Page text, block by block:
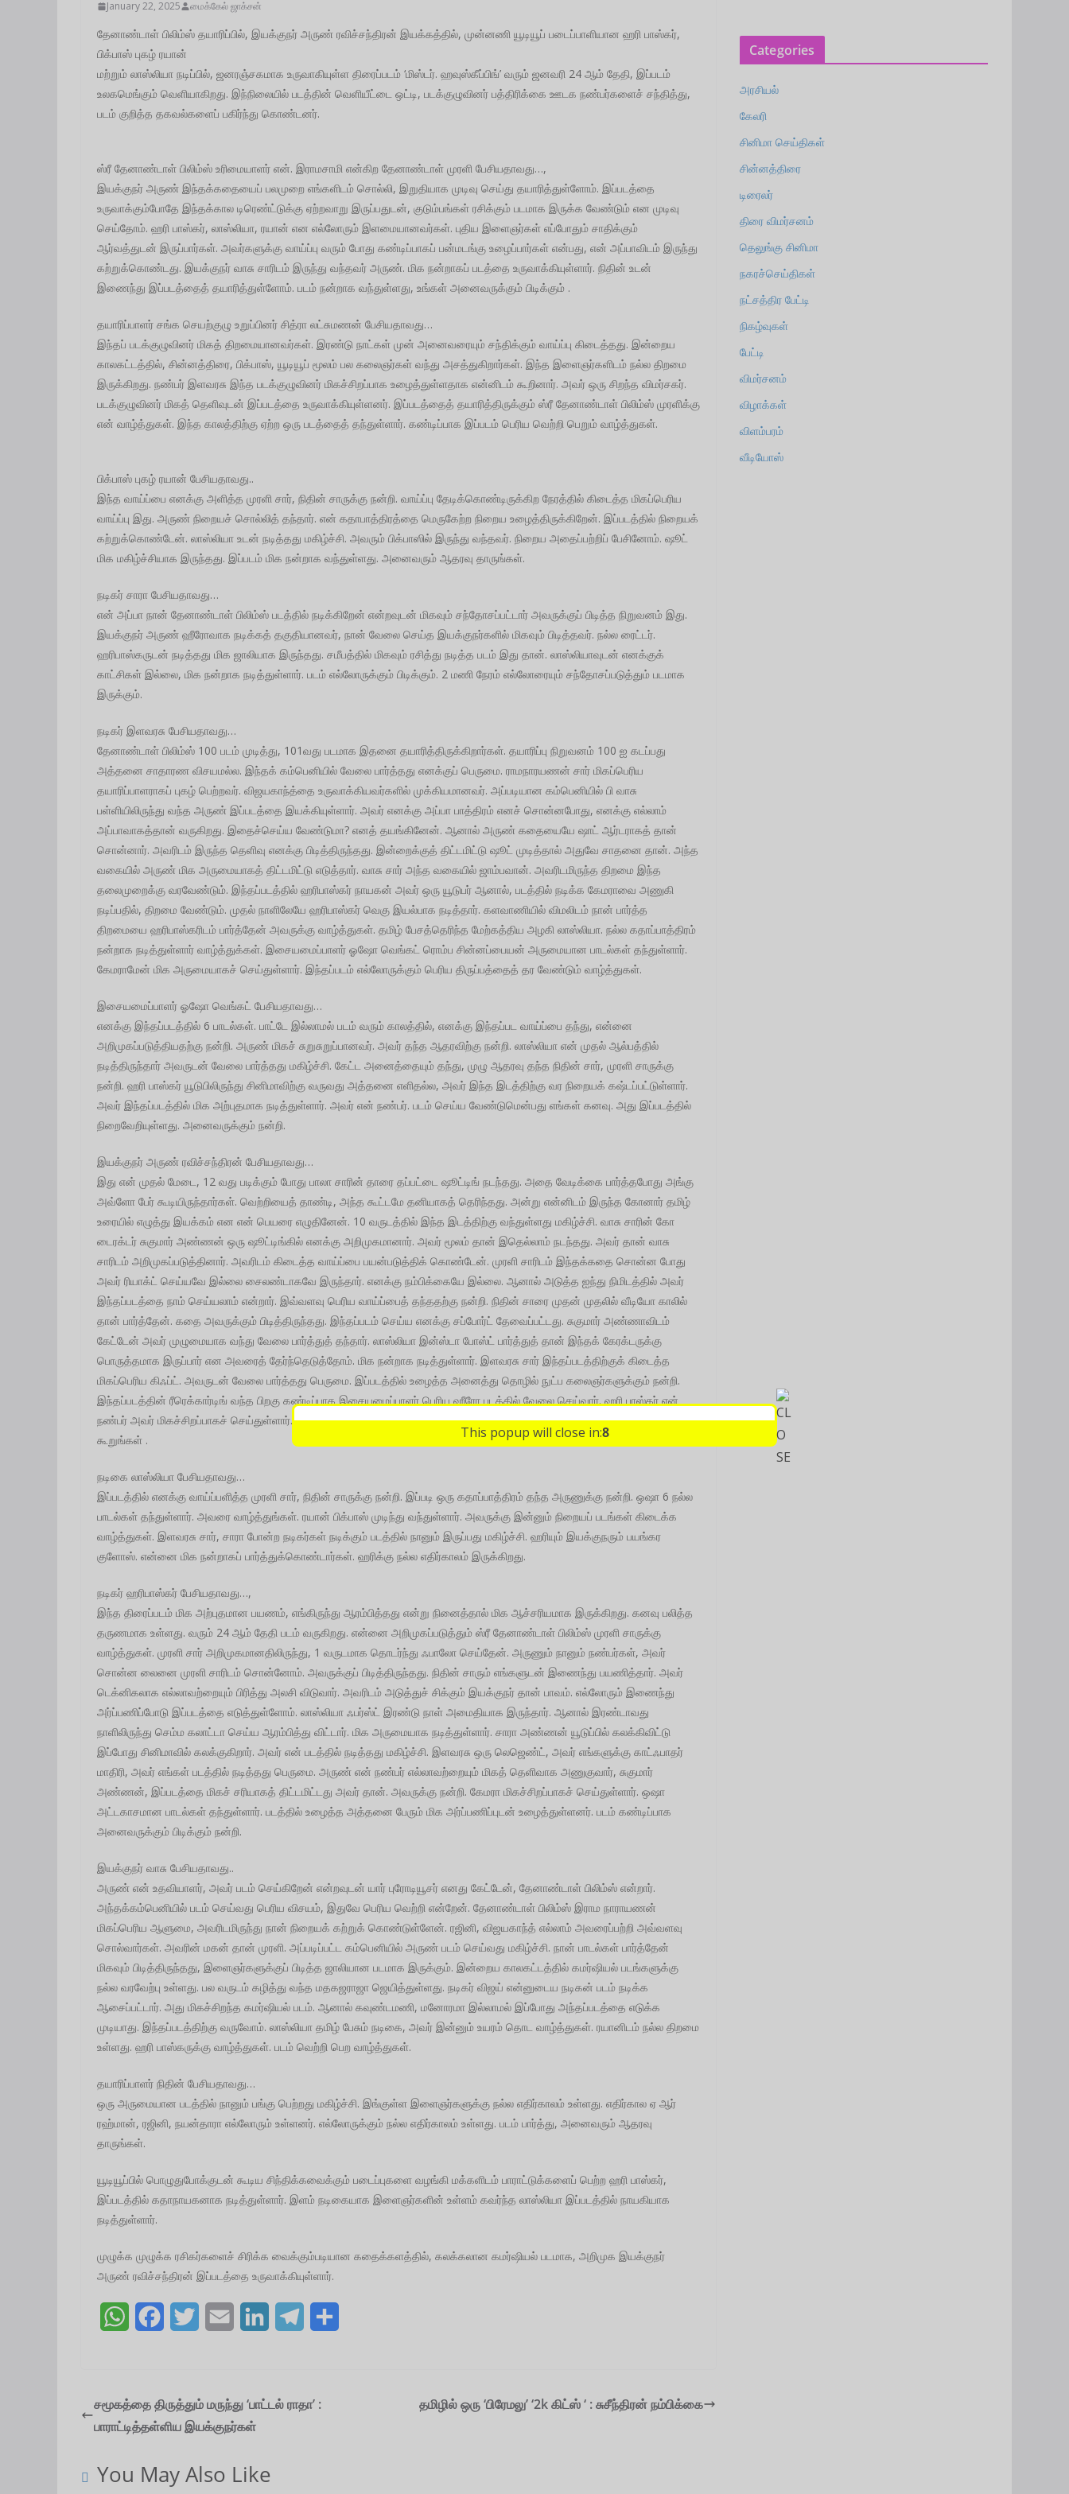
January 22, 2025 மைக்கேல் ஜாக்சன்
தேனாண்டாள் பிலிம்ஸ் தயாரிப்பில், இயக்குநர் அருண் ரவிச்சந்திரன் இயக்கத்தில், முன்னணி யூடியூப் படைப்பாளியான ஹரி பாஸ்கர்,
பிக்பாஸ் புகழ் ரயான்
மற்றும் லாஸ்லியா நடிப்பில், ஜனரஞ்சகமாக உருவாகியுள்ள திரைப்படம் ‘மிஸ்டர். ஹவுஸ்கீப்பிங்’ வரும் ஜனவரி 24 ஆம் தேதி, இப்படம்
உலகமெங்கும் வெளியாகிறது. இந்நிலையில் படத்தின் வெளியீட்டை ஒட்டி, படக்குழுவினர் பத்திரிக்கை ஊடக நண்பர்களைச் சந்தித்து,
படம் குறித்த தகவல்களைப் பகிர்ந்து கொண்டனர்.
ஸ்ரீ தேனாண்டாள் பிலிம்ஸ் உரிமையாளர் என். இராமசாமி என்கிற தேனாண்டாள் முரளி பேசியதாவது…,
இயக்குநர் அருண் இந்தக்கதையைப் பலமுறை எங்களிடம் சொல்லி, இறுதியாக முடிவு செய்து தயாரித்துள்ளோம். இப்படத்தை
உருவாக்கும்போதே இந்தக்கால டிரெண்ட்டுக்கு ஏற்றவாறு இருப்பதுடன், குடும்பங்கள் ரசிக்கும் படமாக இருக்க வேண்டும் என முடிவு
செய்தோம். ஹரி பாஸ்கர், லாஸ்லியா, ரயான் என எல்லோரும் இளமையானவர்கள். புதிய இளைஞர்கள் எப்போதும் சாதிக்கும்
ஆர்வத்துடன் இருப்பார்கள். அவர்களுக்கு வாய்ப்பு வரும் போது கண்டிப்பாகப் பன்மடங்கு உழைப்பார்கள் என்பது, என் அப்பாவிடம் இருந்து
கற்றுக்கொண்டது. இயக்குநர் வாசு சாரிடம் இருந்து வந்தவர் அருண். மிக நன்றாகப் படத்தை உருவாக்கியுள்ளார். நிதின் உடன்
இணைந்து இப்படத்தைத் தயாரித்துள்ளோம். படம் நன்றாக வந்துள்ளது, உங்கள் அனைவருக்கும் பிடிக்கும் .
தயாரிப்பாளர் சங்க செயற்குழு உறுப்பினர் சித்ரா லட்சுமணன் பேசியதாவது…
இந்தப் படக்குழுவினர் மிகத் திறமையானவர்கள். இரண்டு நாட்கள் முன் அனைவரையும் சந்திக்கும் வாய்ப்பு கிடைத்தது. இன்றைய
காலகட்டத்தில், சின்னத்திரை, பிக்பாஸ், யூடியூப் மூலம் பல கலைஞர்கள் வந்து அசத்துகிறார்கள். இந்த இளைஞர்களிடம் நல்ல திறமை
இருக்கிறது. நண்பர் இளவரசு இந்த படக்குழுவினர் மிகச்சிறப்பாக உழைத்துள்ளதாக என்னிடம் கூறினார். அவர் ஒரு சிறந்த விமர்சகர்.
படக்குழுவினர் மிகத் தெளிவுடன் இப்படத்தை உருவாக்கியுள்ளனர். இப்படத்தைத் தயாரித்திருக்கும் ஸ்ரீ தேனாண்டாள் பிலிம்ஸ் முரளிக்கு
என் வாழ்த்துகள். இந்த காலத்திற்கு ஏற்ற ஒரு படத்தைத் தந்துள்ளார். கண்டிப்பாக இப்படம் பெரிய வெற்றி பெறும் வாழ்த்துகள்.
பிக்பாஸ் புகழ் ரயான் பேசியதாவது..
இந்த வாய்ப்பை எனக்கு அளித்த முரளி சார், நிதின் சாருக்கு நன்றி. வாய்ப்பு தேடிக்கொண்டிருக்கிற நேரத்தில் கிடைத்த மிகப்பெரிய
வாய்ப்பு இது. அருண் நிறையச் சொல்லித் தந்தார். என் கதாபாத்திரத்தை மெருகேற்ற நிறைய உழைத்திருக்கிறேன். இப்படத்தில் நிறையக்
கற்றுக்கொண்டேன். லாஸ்லியா உடன் நடித்தது மகிழ்ச்சி. அவரும் பிக்பாஸில் இருந்து வந்தவர். நிறைய அதைப்பற்றிப் பேசினோம். ஷூட்
மிக மகிழ்ச்சியாக இருந்தது. இப்படம் மிக நன்றாக வந்துள்ளது. அனைவரும் ஆதரவு தாருங்கள்.
நடிகர் சாரா பேசியதாவது…
என் அப்பா நான் தேனாண்டாள் பிலிம்ஸ் படத்தில் நடிக்கிறேன் என்றவுடன் மிகவும் சந்தோசப்பட்டார் அவருக்குப் பிடித்த நிறுவனம் இது.
இயக்குநர் அருண் ஹீரோவாக நடிக்கத் தகுதியானவர், நான் வேலை செய்த இயக்குநர்களில் மிகவும் பிடித்தவர். நல்ல ரைட்டர்.
ஹரிபாஸ்கருடன் நடித்தது மிக ஜாலியாக இருந்தது. சமீபத்தில் மிகவும் ரசித்து நடித்த படம் இது தான். லாஸ்லியாவுடன் எனக்குக்
காட்சிகள் இல்லை, மிக நன்றாக நடித்துள்ளார். படம் எல்லோருக்கும் பிடிக்கும். 2 மணி நேரம் எல்லோரையும் சந்தோசப்படுத்தும் படமாக
இருக்கும்.
நடிகர் இளவரசு பேசியதாவது…
தேனாண்டாள் பிலிம்ஸ் 100 படம் முடித்து, 101வது படமாக இதனை தயாரித்திருக்கிறார்கள். தயாரிப்பு நிறுவனம் 100 ஐ கடப்பது
அத்தனை சாதாரண விசயமல்ல. இந்தக் கம்பெனியில் வேலை பார்த்தது எனக்குப் பெருமை. ராமநாரயணன் சார் மிகப்பெரிய
தயாரிப்பாளராகப் புகழ் பெற்றவர். விஜயகாந்த்தை உருவாக்கியவர்களில் முக்கியமானவர். அப்படியான கம்பெனியில் பி வாசு
பள்ளியிலிருந்து வந்த அருண் இப்படத்தை இயக்கியுள்ளார். அவர் எனக்கு அப்பா பாத்திரம் எனச் சொன்னபோது, எனக்கு எல்லாம்
அப்பாவாகத்தான் வருகிறது. இதைச்செய்ய வேண்டுமா? எனத் தயங்கினேன். ஆனால் அருண் கதையையே ஷாட் ஆர்டராகத் தான்
சொன்னார். அவரிடம் இருந்த தெளிவு எனக்கு பிடித்திருந்தது. இன்றைக்குத் திட்டமிட்டு ஷூட் முடித்தால் அதுவே சாதனை தான். அந்த
வகையில் அருண் மிக அருமையாகத் திட்டமிட்டு எடுத்தார். வாசு சார் அந்த வகையில் ஜாம்பவான். அவரிடமிருந்த திறமை இந்த
தலைமுறைக்கு வரவேண்டும். இந்தப்படத்தில் ஹரிபாஸ்கர் நாயகன் அவர் ஒரு யூடுபர் ஆனால், படத்தில் நடிக்க கேமராவை அணுகி
நடிப்பதில், திறமை வேண்டும். முதல் நாளிலேயே ஹரிபாஸ்கர் வெகு இயல்பாக நடித்தார். களவாணியில் விமலிடம் நான் பார்த்த
திறமையை ஹரிபாஸ்கரிடம் பார்த்தேன் அவருக்கு வாழ்த்துகள். தமிழ் பேசத்தெரிந்த மேற்கத்திய அழகி லாஸ்லியா. நல்ல கதாப்பாத்திரம்
நன்றாக நடித்துள்ளார் வாழ்த்துக்கள். இசையமைப்பாளர் ஓஷோ வெங்கட் ரொம்ப சின்னப்பையன் அருமையான பாடல்கள் தந்துள்ளார்.
கேமராமேன் மிக அருமையாகச் செய்துள்ளார். இந்தப்படம் எல்லோருக்கும் பெரிய திருப்பத்தைத் தர வேண்டும் வாழ்த்துகள்.
இசையமைப்பாளர் ஓஷோ வெங்கட் பேசியதாவது…
எனக்கு இந்தப்படத்தில் 6 பாடல்கள். பாட்டே இல்லாமல் படம் வரும் காலத்தில், எனக்கு இந்தப்பட வாய்ப்பை தந்து, என்னை
அறிமுகப்படுத்தியதற்கு நன்றி. அருண் மிகச் சுறுசுறுப்பானவர். அவர் தந்த ஆதரவிற்கு நன்றி. லாஸ்லியா என் முதல் ஆல்பத்தில்
நடித்திருந்தார் அவருடன் வேலை பார்த்தது மகிழ்ச்சி. கேட்ட அனைத்தையும் தந்து, முழு ஆதரவு தந்த நிதின் சார், முரளி சாருக்கு
நன்றி. ஹரி பாஸ்கர் யூடுபிலிருந்து சினிமாவிற்கு வருவது அத்தனை எளிதல்ல, அவர் இந்த இடத்திற்கு வர நிறையக் கஷ்டப்பட்டுள்ளார்.
அவர் இந்தப்படத்தில் மிக அற்புதமாக நடித்துள்ளார். அவர் என் நண்பர். படம் செய்ய வேண்டுமென்பது எங்கள் கனவு. அது இப்படத்தில்
நிறைவேறியுள்ளது. அனைவருக்கும் நன்றி.
இயக்குநர் அருண் ரவிச்சந்திரன் பேசியதாவது…
இது என் முதல் மேடை, 12 வது படிக்கும் போது பாலா சாரின் தாரை தப்பட்டை ஷூட்டிங் நடந்தது. அதை வேடிக்கை பார்த்தபோது அங்கு
அவ்ளோ பேர் கூடியிருந்தார்கள். வெற்றியைத் தாண்டி, அந்த கூட்டமே தனியாகத் தெரிந்தது. அன்று என்னிடம் இருந்த கோனார் தமிழ்
உரையில் எழுத்து இயக்கம் என என் பெயரை எழுதினேன். 10 வருடத்தில் இந்த இடத்திற்கு வந்துள்ளது மகிழ்ச்சி. வாசு சாரின் கோ
டைரக்டர் சுகுமார் அண்ணன் ஒரு ஷூட்டிங்கில் எனக்கு அறிமுகமானார். அவர் மூலம் தான் இதெல்லாம் நடந்தது. அவர் தான் வாசு
சாரிடம் அறிமுகப்படுத்தினார். அவரிடம் கிடைத்த வாய்ப்பை பயன்படுத்திக் கொண்டேன். முரளி சாரிடம் இந்தக்கதை சொன்ன போது
அவர் ரியாக்ட் செய்யவே இல்லை சைலண்டாகவே இருந்தார். எனக்கு நம்பிக்கையே இல்லை. ஆனால் அடுத்த ஐந்து நிமிடத்தில் அவர்
இந்தப்படத்தை நாம் செய்யலாம் என்றார். இவ்வளவு பெரிய வாய்ப்பைத் தந்ததற்கு நன்றி. நிதின் சாரை முதன் முதலில் வீடியோ காலில்
தான் பார்த்தேன். கதை அவருக்கும் பிடித்திருந்தது. இந்தப்படம் செய்ய எனக்கு சப்போர்ட் தேவைப்பட்டது. சுகுமார் அண்ணாவிடம்
கேட்டேன் அவர் முழுமையாக வந்து வேலை பார்த்துத் தந்தார். லாஸ்லியா இன்ஸ்டா போஸ்ட் பார்த்துத் தான் இந்தக் கேரக்டருக்கு
பொருத்தமாக இருப்பார் என அவரைத் தேர்ந்தெடுத்தோம். மிக நன்றாக நடித்துள்ளார். இளவரசு சார் இந்தப்படத்திற்குக் கிடைத்த
மிகப்பெரிய கிஃப்ட். அவருடன் வேலை பார்த்தது பெருமை. இப்படத்தில் உழைத்த அனைத்து தொழில் நுட்ப கலைஞர்களுக்கும் நன்றி.
இந்தப்படத்தின் ரீரெக்கார்டிங் வந்த பிறகு கண்டிப்பாக இசையமைப்பாளர் பெரிய ஹீரோ படத்தில் வேலை செய்வார். ஹரி பாஸ்கர் என்
நண்பர் அவர் மிகச்சிறப்பாகச் செய்துள்ளார். வரும் 24 ஆம் தேதி படம் வருகிறது அனைவரும் படம் பார்த்து உங்கள் கருத்துக்களைக்
கூறுங்கள் .
நடிகை லாஸ்லியா பேசியதாவது…
இப்படத்தில் எனக்கு வாய்ப்பளித்த முரளி சார், நிதின் சாருக்கு நன்றி. இப்படி ஒரு கதாப்பாத்திரம் தந்த அருணுக்கு நன்றி. ஒஷா 6 நல்ல
பாடல்கள் தந்துள்ளார். அவரை வாழ்த்துங்கள். ரயான் பிக்பாஸ் முடிந்து வந்துள்ளார். அவருக்கு இன்னும் நிறையப் படங்கள் கிடைக்க
வாழ்த்துகள். இளவரசு சார், சாரா போன்ற நடிகர்கள் நடிக்கும் படத்தில் நானும் இருப்பது மகிழ்ச்சி. ஹரியும் இயக்குநரும் பயங்கர
குளோஸ். என்னை மிக நன்றாகப் பார்த்துக்கொண்டார்கள். ஹரிக்கு நல்ல எதிர்காலம் இருக்கிறது.
நடிகர் ஹரிபாஸ்கர் பேசியதாவது…,
இந்த திரைப்படம் மிக அற்புதமான பயணம், எங்கிருந்து ஆரம்பித்தது என்று நினைத்தால் மிக ஆச்சரியமாக இருக்கிறது. கனவு பலித்த
தருணமாக உள்ளது. வரும் 24 ஆம் தேதி படம் வருகிறது. என்னை அறிமுகப்படுத்தும் ஸ்ரீ தேனாண்டாள் பிலிம்ஸ் முரளி சாருக்கு
வாழ்த்துகள். முரளி சார் அறிமுகமானதிலிருந்து, 1 வருடமாக தொடர்ந்து ஃபாலோ செய்தேன். அருணும் நானும் நண்பர்கள், அவர்
சொன்ன லைனை முரளி சாரிடம் சொன்னோம். அவருக்குப் பிடித்திருந்தது. நிதின் சாரும் எங்களுடன் இணைந்து பயணித்தார். அவர்
டெக்னிகலாக எல்லாவற்றையும் பிரித்து அலசி விடுவார். அவரிடம் அடுத்துச் சிக்கும் இயக்குநர் தான் பாவம். எல்லோரும் இணைந்து
அர்ப்பணிப்போடு இப்படத்தை எடுத்துள்ளோம். லாஸ்லியா ஃபர்ஸ்ட் இரண்டு நாள் அமைதியாக இருந்தார். ஆனால் இரண்டாவது
நாளிலிருந்து செம்ம கலாட்டா செய்ய ஆரம்பித்து விட்டார். மிக அருமையாக நடித்துள்ளார். சாரா அண்ணன் யூடுப்பில் கலக்கிவிட்டு
இப்போது சினிமாவில் கலக்குகிறார். அவர் என் படத்தில் நடித்தது மகிழ்ச்சி. இளவரசு ஒரு லெஜெண்ட், அவர் எங்களுக்கு காட்ஃபாதர்
மாதிரி, அவர் எங்கள் படத்தில் நடித்தது பெருமை. அருண் என் நண்பர் எல்லாவற்றையும் மிகத் தெளிவாக அணுகுவார், சுகுமார்
அண்ணன், இப்படத்தை மிகச் சரியாகத் திட்டமிட்டது அவர் தான். அவருக்கு நன்றி. கேமரா மிகச்சிறப்பாகச் செய்துள்ளார். ஒஷா
அட்டகாசமான பாடல்கள் தந்துள்ளார். படத்தில் உழைத்த அத்தனை பேரும் மிக அர்ப்பணிப்புடன் உழைத்துள்ளனர். படம் கண்டிப்பாக
அனைவருக்கும் பிடிக்கும் நன்றி.
இயக்குநர் வாசு பேசியதாவது..
அருண் என் உதவியாளர், அவர் படம் செய்கிறேன் என்றவுடன் யார் புரோடியூசர் எனது கேட்டேன், தேனாண்டாள் பிலிம்ஸ் என்றார்.
அந்தக்கம்பெனியில் படம் செய்வது பெரிய விசயம், இதுவே பெரிய வெற்றி என்றேன். தேனாண்டாள் பிலிம்ஸ் இராம நாராயணன்
மிகப்பெரிய ஆளுமை, அவரிடமிருந்து நான் நிறையக் கற்றுக் கொண்டுள்ளேன். ரஜினி, விஜயகாந்த் எல்லாம் அவரைப்பற்றி அவ்வளவு
சொல்வார்கள். அவரின் மகன் தான் முரளி. அப்படிப்பட்ட கம்பெனியில் அருண் படம் செய்வது மகிழ்ச்சி. நான் பாடல்கள் பார்த்தேன்
மிகவும் பிடித்திருந்தது, இளைஞர்களுக்குப் பிடித்த ஜாலியான படமாக இருக்கும். இன்றைய காலகட்டத்தில் கமர்ஷியல் படங்களுக்கு
நல்ல வரவேற்பு உள்ளது. பல வருடம் கழித்து வந்த மதகஜராஜா ஜெயித்துள்ளது. நடிகர் விஜய் என்னுடைய நடிகன் படம் நடிக்க
ஆசைப்பட்டார். அது மிகச்சிறந்த கமர்ஷியல் படம். ஆனால் கவுண்டமணி, மனோரமா இல்லாமல் இப்போது அந்தப்படத்தை எடுக்க
முடியாது. இந்தப்படத்திற்கு வருவோம். லாஸ்லியா தமிழ் பேசும் நடிகை, அவர் இன்னும் உயரம் தொட வாழ்த்துகள். ரயானிடம் நல்ல திறமை
உள்ளது. ஹரி பாஸ்கருக்கு வாழ்த்துகள். படம் வெற்றி பெற வாழ்த்துகள்.
தயாரிப்பாளர் நிதின் பேசியதாவது…
ஒரு அருமையான படத்தில் நானும் பங்கு பெற்றது மகிழ்ச்சி. இங்குள்ள இளைஞர்களுக்கு நல்ல எதிர்காலம் உள்ளது. எதிர்கால ஏ ஆர்
ரஹ்மான், ரஜினி, நயன்தாரா எல்லோரும் உள்ளனர். எல்லோருக்கும் நல்ல எதிர்காலம் உள்ளது. படம் பார்த்து, அனைவரும் ஆதரவு
தாருங்கள்.
யூடியூப்பில் பொழுதுபோக்குடன் கூடிய சிந்திக்கவைக்கும் படைப்புகளை வழங்கி மக்களிடம் பாராட்டுக்களைப் பெற்ற ஹரி பாஸ்கர்,
இப்படத்தில் கதாநாயகனாக நடித்துள்ளார். இளம் நடிகையாக இளைஞர்களின் உள்ளம் கவர்ந்த லாஸ்லியா இப்படத்தில் நாயகியாக
நடித்துள்ளார்.
முழுக்க முழுக்க ரசிகர்களைச் சிரிக்க வைக்கும்படியான கதைக்களத்தில், கலக்கலான கமர்ஷியல் படமாக, அறிமுக இயக்குநர்
அருண் ரவிச்சந்திரன் இப்படத்தை உருவாக்கியுள்ளார்.
W
t
s
p
e
b
o
t
t
r
i
l
k
e
சமூகத்தை திருத்தும் மருந்து ‘பாட்டல் ராதா’ :
பாராட்டித்தள்ளிய இயக்குநர்கள்
தமிழில் ஒரு ‘பிரேமலு’ ‘2k கிட்ஸ் ‘ : சுசீந்திரன் நம்பிக்கை
You May Also Like
Categories
அரசியல்
கேலரி
சினிமா செய்திகள்
சின்னத்திரை
டிரைலர்
திரை விமர்சனம்
தெலுங்கு சினிமா
நகரச்செய்திகள்
நட்சத்திர பேட்டி
நிகழ்வுகள்
பேட்டி
விமர்சனம்
விழாக்கள்
விளம்பரம்
வீடியோஸ்
This popup will close in:7